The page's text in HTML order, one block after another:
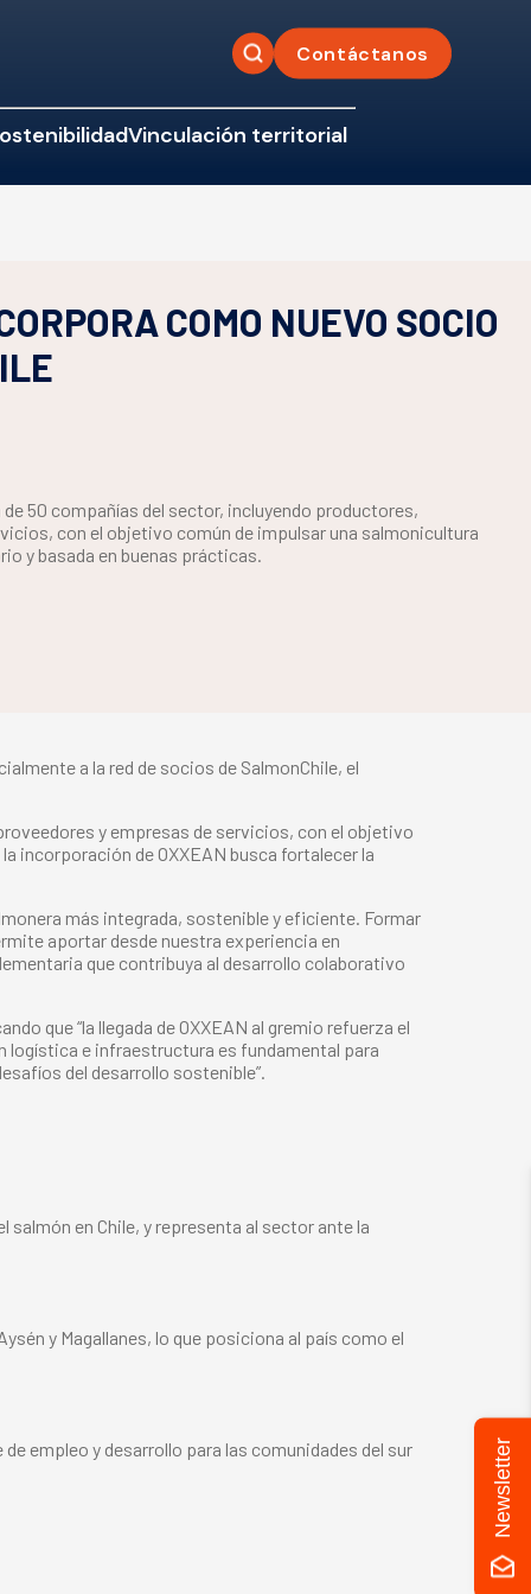
Contáctanos
Vinculación territorial
COMO NUEVO SOCIO
de 50 compañías del sector, incluyendo productores,
con el objetivo común de impulsar una salmonicultura
y basada en buenas prácticas.
a la red de socios de SalmonChile, el
y empresas de servicios, con el objetivo
incorporación de OXXEAN busca fortalecer la
más integrada, sostenible y eficiente. Formar
aportar desde nuestra experiencia en
que contribuya al desarrollo colaborativo
que “la llegada de OXXEAN al gremio refuerza el
logística e infraestructura es fundamental para
del desarrollo sostenible”.
en Chile, y representa al sector ante la
y Magallanes, lo que posiciona al país como el
empleo y desarrollo para las comunidades del sur
Newsletter